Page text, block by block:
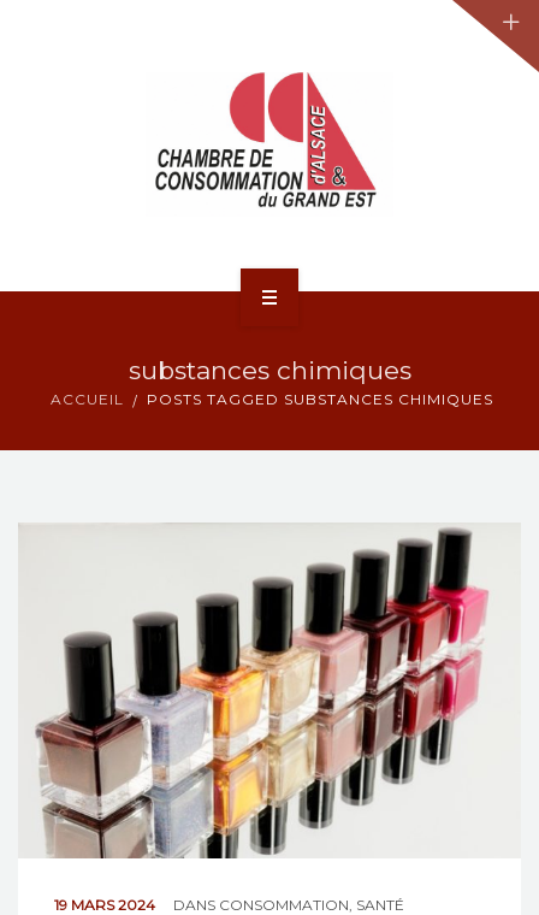
ACTUALITÉSsubstances chimiques
ACCUEIL POSTS TAGGED SUBSTANCES CHIMIQUES
19 MARS 2024 DANS CONSOMMATION SANTÉ